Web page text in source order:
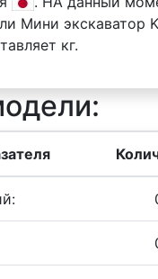
Мини экскаватор
кг.